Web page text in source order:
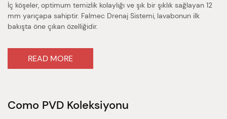
İç köşeler, optimum temizlik kolaylığı ve şık bir şıklık sağlayan 12
mm yarıçapa sahiptir. Falmec Drenaj Sistemi, lavabonun ilk
bakışta öne çıkan özelliğidir.
READ MORE
Como PVD Koleksiyonu